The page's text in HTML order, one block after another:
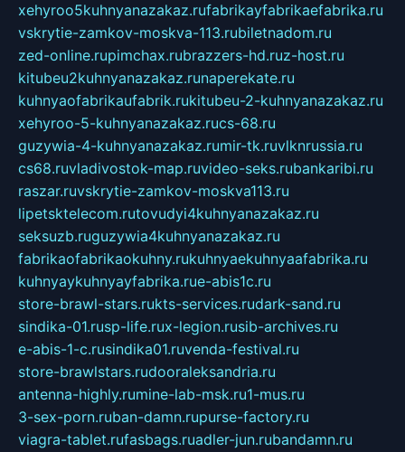
xehyroo5kuhnyanazakaz.rufabrikayfabrikaefabrika.ru
vskrytie-zamkov-moskva-113.rubiletnadom.ru
zed-online.rupimchax.rubrazzers-hd.ruz-host.ru
kitubeu2kuhnyanazakaz.runaperekate.ru
kuhnyaofabrikaufabrik.rukitubeu-2-kuhnyanazakaz.ru
xehyroo-5-kuhnyanazakaz.rucs-68.ru
guzywia-4-kuhnyanazakaz.rumir-tk.ruvlknrussia.ru
cs68.ruvladivostok-map.ruvideo-seks.rubankaribi.ru
raszar.ruvskrytie-zamkov-moskva113.ru
lipetsktelecom.rutovudyi4kuhnyanazakaz.ru
seksuzb.ruguzywia4kuhnyanazakaz.ru
fabrikaofabrikaokuhny.rukuhnyaekuhnyaafabrika.ru
kuhnyaykuhnyayfabrika.rue-abis1c.ru
store-brawl-stars.rukts-services.rudark-sand.ru
sindika-01.rusp-life.rux-legion.rusib-archives.ru
e-abis-1-c.rusindika01.ruvenda-festival.ru
store-brawlstars.rudooraleksandria.ru
antenna-highly.rumine-lab-msk.ru1-mus.ru
3-sex-porn.ruban-damn.rupurse-factory.ru
viagra-tablet.rufasbags.ruadler-jun.rubandamn.ru